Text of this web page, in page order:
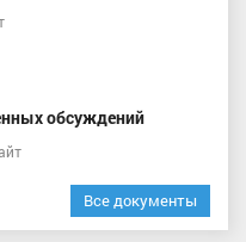
обсуждений
Все документы